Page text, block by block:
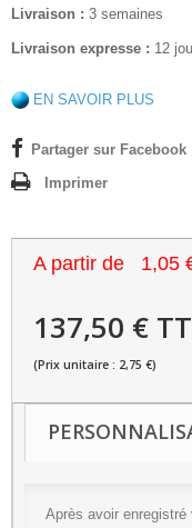
Livraison : 3 semaines
Livraison expresse : 12
EN SAVOIR PLUS
Partager sur Facebook
Imprimer
A partir de 1,05
137,50 €
(Prix unitaire : 2,75 €)
Après avoir